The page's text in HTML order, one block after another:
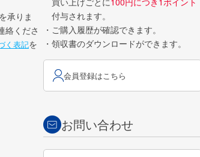
承りま
絡くださ
く表記を
付与されます。
・ご購入履歴が確認できます。
・領収書のダウンロードができます。
会員登録はこちら
お問い合わせ